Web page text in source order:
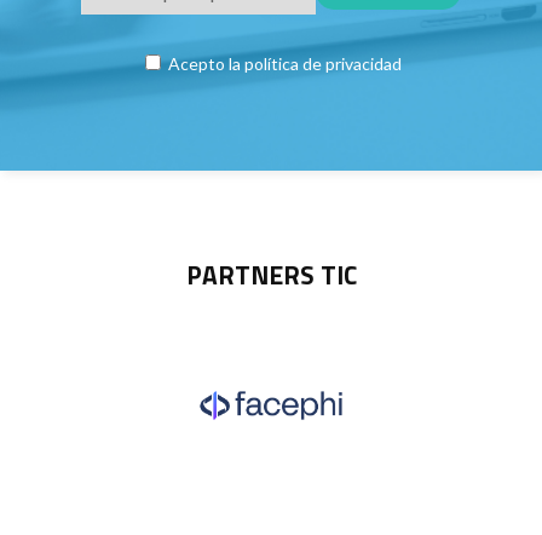
Acepto la política de privacidad
PARTNERS TIC